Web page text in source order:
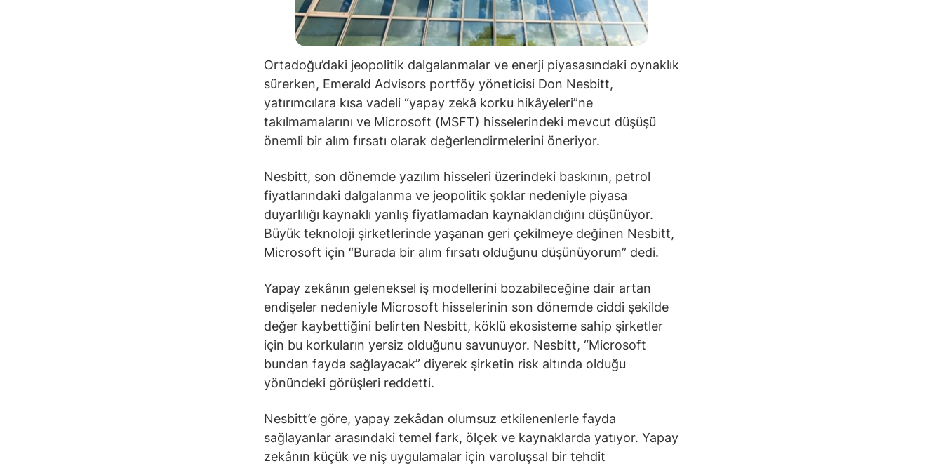
Ortadoğu’daki jeopolitik dalgalanmalar ve enerji piyasasındaki oynaklık
sürerken, Emerald Advisors portföy yöneticisi Don Nesbitt,
yatırımcılara kısa vadeli “yapay zekâ korku hikâyeleri”ne
takılmamalarını ve Microsoft (MSFT) hisselerindeki mevcut düşüşü
önemli bir alım fırsatı olarak değerlendirmelerini öneriyor.
Nesbitt, son dönemde yazılım hisseleri üzerindeki baskının, petrol
fiyatlarındaki dalgalanma ve jeopolitik şoklar nedeniyle piyasa
duyarlılığı kaynaklı yanlış fiyatlamadan kaynaklandığını düşünüyor.
Büyük teknoloji şirketlerinde yaşanan geri çekilmeye değinen Nesbitt,
Microsoft için “Burada bir alım fırsatı olduğunu düşünüyorum” dedi.
Yapay zekânın geleneksel iş modellerini bozabileceğine dair artan
endişeler nedeniyle Microsoft hisselerinin son dönemde ciddi şekilde
değer kaybettiğini belirten Nesbitt, köklü ekosisteme sahip şirketler
için bu korkuların yersiz olduğunu savunuyor. Nesbitt, “Microsoft
bundan fayda sağlayacak” diyerek şirketin risk altında olduğu
yönündeki görüşleri reddetti.
Nesbitt’e göre, yapay zekâdan olumsuz etkilenenlerle fayda
sağlayanlar arasındaki temel fark, ölçek ve kaynaklarda yatıyor. Yapay
zekânın küçük ve niş uygulamalar için varoluşsal bir tehdit